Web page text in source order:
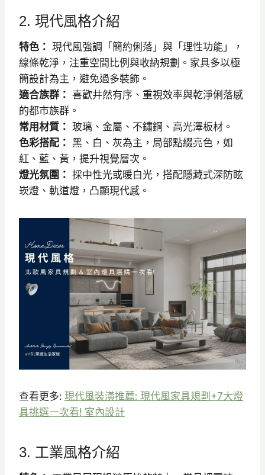
2. 現代風格介紹
特色： 現代風強調「簡約俐落」與「理性功能」，
線條乾淨，注重空間比例與收納規劃。家具多以極
簡設計為主，避免過多裝飾。
適合族群： 喜歡井然有序、重視效率與乾淨俐落感
的都市族群。
常用材質： 玻璃、金屬、不鏽鋼、高光澤板材。
色彩搭配： 黑、白、灰為主，局部點綴亮色，如
紅、藍、黃，提升視覺層次。
燈光氛圍： 採中性光或暖白光，搭配隱藏式深防眩
崁燈、軌道燈，凸顯現代感。
查看更多: 現代風裝潢推薦: 現代風家具規劃+7大燈
具挑選一次看! 室內設計
3. 工業風格介紹